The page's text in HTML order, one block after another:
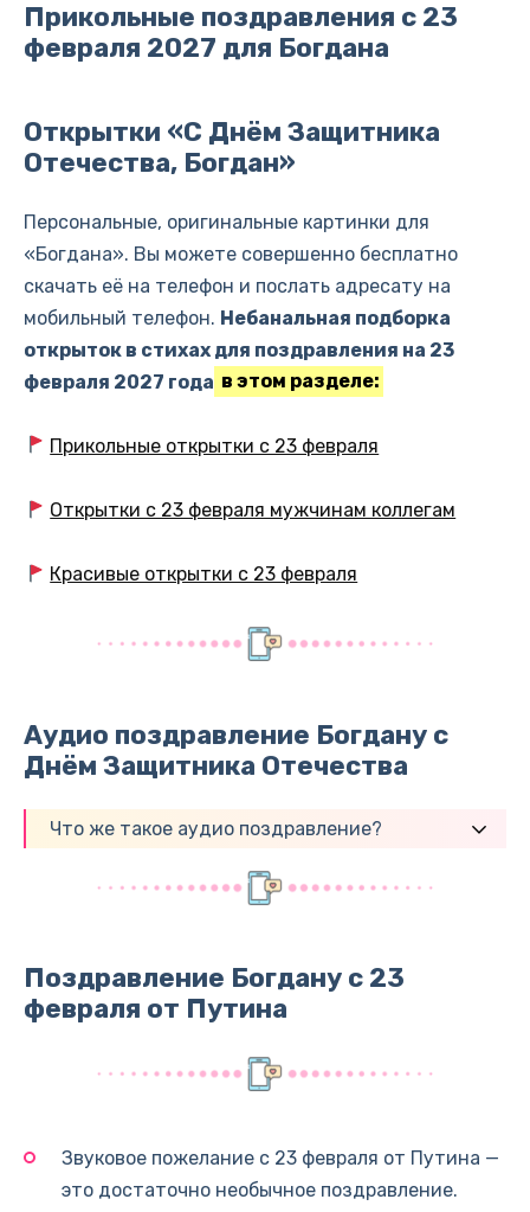
Прикольные поздравления с 23
февраля 2027 для Богдана
Открытки «С Днём Защитника
Отечества, Богдан»
Персональные, оригинальные картинки для
«Богдана». Вы можете совершенно бесплатно
скачать её на телефон и послать адресату на
мобильный телефон. Небанальная подборка
открыток в стихах для поздравления на 23
февраля 2027 года в этом разделе:
Прикольные открытки с 23 февраля
Открытки с 23 февраля мужчинам коллегам
Красивые открытки с 23 февраля
Аудио поздравление Богдану с
Днём Защитника Отечества
Что же такое аудио поздравление?
Поздравление Богдану с 23
февраля от Путина
Звуковое пожелание с 23 февраля от Путина —
это достаточно необычное поздравление.